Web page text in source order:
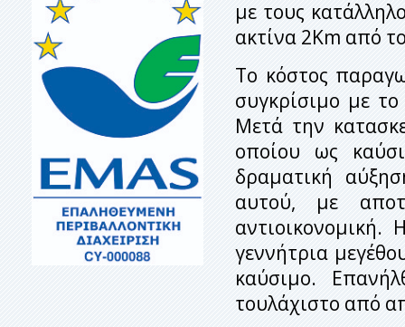
με τους
ακτίνα 2Km από
Το κόστος
συγκρίσιμο με
Μετά την
οποίου ως
δραματική
αυτού, με
αντιοικονομική.
γεννήτρια
καύσιμο.
τουλάχιστο από